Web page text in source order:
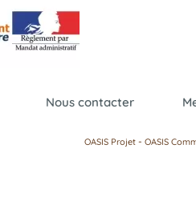
Nous contacter
OASIS Projet - OASIS